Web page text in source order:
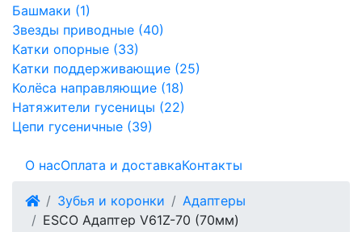
Башмаки (1)
Звезды приводные (40)
Катки опорные (33)
Катки поддерживающие (25)
Колёса направляющие (18)
Натяжители гусеницы (22)
Цепи гусеничные (39)
О насОплата и доставкаКонтакты
Зубья и коронки
Адаптеры
ESCO Адаптер V61Z-70 (70мм)